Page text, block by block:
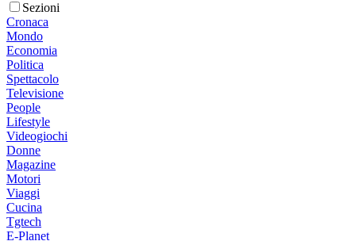
Sezioni
Cronaca
Mondo
Economia
Politica
Spettacolo
Televisione
People
Lifestyle
Videogiochi
Donne
Magazine
Motori
Viaggi
Cucina
Tgtech
E-Planet